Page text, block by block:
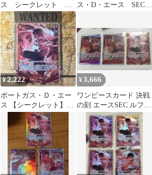
ス シークレット パ
ラレル SEC 決戦の
刻 ワンピース
ス・D・エース SEC
¥2,222
ポートガス・Ｄ・エー
ス 【シークレット】
【赤】【OP16-118】1
¥3,666
ワンピースカード 決戦
の刻 エースSEC ルフィ